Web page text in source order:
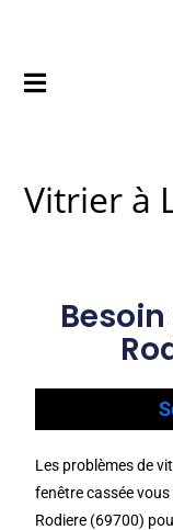
Vitrier à
Les problèmes de
fenêtre cassée vous
Rodiere (69700)